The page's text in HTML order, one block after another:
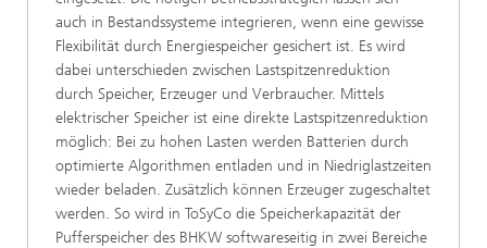
auch in Bestandssysteme integrieren, wenn eine gewisse
Flexibilität durch Energiespeicher gesichert ist. Es wird
dabei unterschieden zwischen Lastspitzenreduktion
durch Speicher, Erzeuger und Verbraucher. Mittels
elektrischer Speicher ist eine direkte Lastspitzenreduktion
möglich: Bei zu hohen Lasten werden Batterien durch
optimierte Algorithmen entladen und in Niedriglastzeiten
wieder beladen. Zusätzlich können Erzeuger zugeschaltet
werden. So wird in ToSyCo die Speicherkapazität der
Pufferspeicher des BHKW softwareseitig in zwei Bereiche